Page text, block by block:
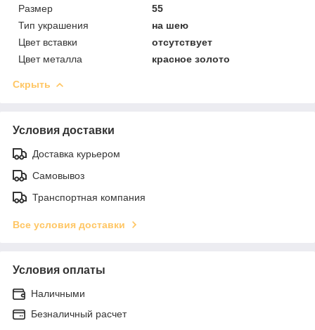
Размер
55
Тип украшения
на шею
Цвет вставки
отсутствует
Цвет металла
красное золото
Скрыть
Условия доставки
Доставка курьером
Самовывоз
Транспортная компания
Все условия доставки
Условия оплаты
Наличными
Безналичный расчет